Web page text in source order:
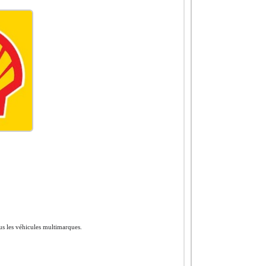
les véhicules multimarques.